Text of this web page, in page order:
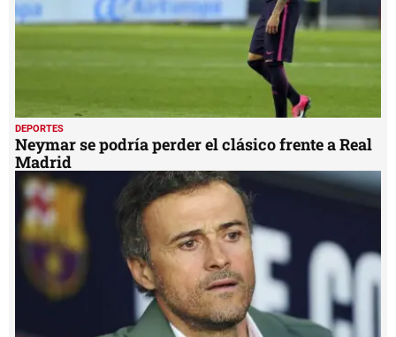
DEPORTES
Neymar se podría perder el clásico frente a Real
Madrid